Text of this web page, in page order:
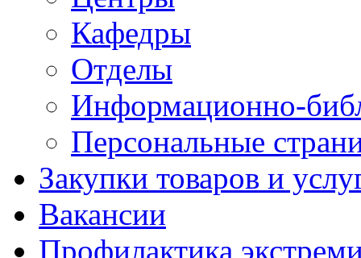
Кафедры
Отделы
Информационно-
Персональные
Закупки товаров и
Вакансии
Профилактика